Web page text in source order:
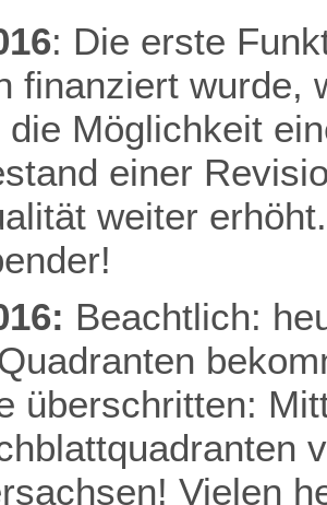
: Die erste
finanziert wurde,
die Möglichkeit
einer
weiter
Beachtlich:
überschritten:
Vielen